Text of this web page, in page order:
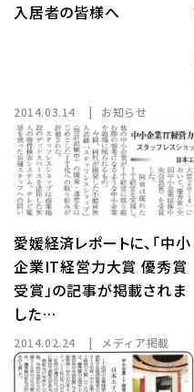
入居者の皆様へ
2014.03.14 お知らせ
愛媛経済レポートに、「中小
企業IT経営力大賞 優秀賞
受賞」の記事が掲載されま
した…
2014.02.24 メディア掲載